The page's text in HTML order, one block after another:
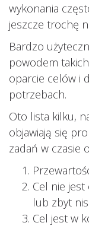
wykonania
jeszcze trochę
Bardzo
powodem
oparcie celów i
potrzebach.
Oto lista kilku,
objawiają się
zadań w czasie
Cel nie
lub zbyt
Cel jest w